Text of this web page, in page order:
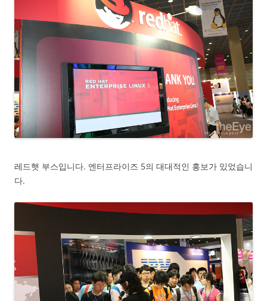
레드햇 부스입니다. 엔터프라이즈 5의 대대적인 홍보가 있었습니
다.